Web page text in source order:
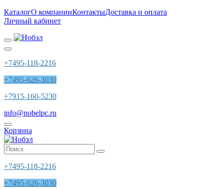
КаталогО компанииКонтактыДоставка и оплата
Личный кабинет
+7495-118-2216
+7495-626-3030
+7915-160-5230
info@nobelpc.ru
Корзина
+7495-118-2216
+7495-626-3030